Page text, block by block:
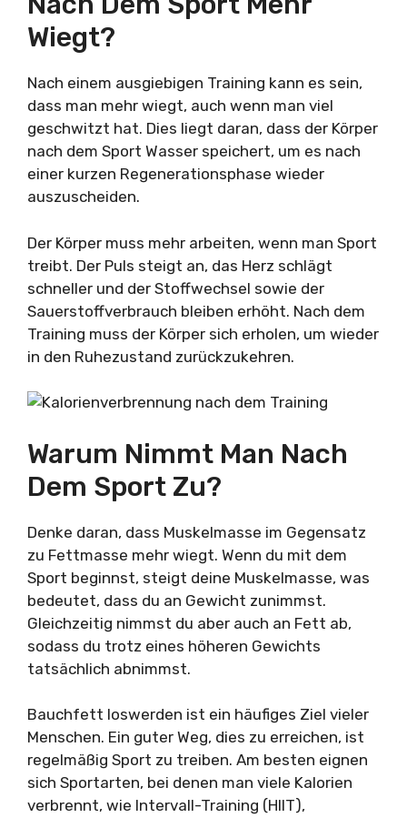
Wiegt?
Nach einem ausgiebigen Training kann es sein,
dass man mehr wiegt, auch wenn man viel
geschwitzt hat. Dies liegt daran, dass der Körper
nach dem Sport Wasser speichert, um es nach
einer kurzen Regenerationsphase wieder
auszuscheiden.
Der Körper muss mehr arbeiten, wenn man Sport
treibt. Der Puls steigt an, das Herz schlägt
schneller und der Stoffwechsel sowie der
Sauerstoffverbrauch bleiben erhöht. Nach dem
Training muss der Körper sich erholen, um wieder
in den Ruhezustand zurückzukehren.
Warum Nimmt Man Nach
Dem Sport Zu?
Denke daran, dass Muskelmasse im Gegensatz
zu Fettmasse mehr wiegt. Wenn du mit dem
Sport beginnst, steigt deine Muskelmasse, was
bedeutet, dass du an Gewicht zunimmst.
Gleichzeitig nimmst du aber auch an Fett ab,
sodass du trotz eines höheren Gewichts
tatsächlich abnimmst.
Bauchfett loswerden ist ein häufiges Ziel vieler
Menschen. Ein guter Weg, dies zu erreichen, ist
regelmäßig Sport zu treiben. Am besten eignen
sich Sportarten, bei denen man viele Kalorien
verbrennt, wie Intervall-Training (HIIT),